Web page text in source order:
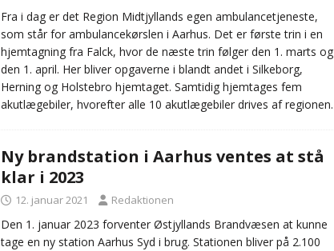
Fra i dag er det Region Midtjyllands egen ambulancetjeneste,
som står for ambulancekørslen i Aarhus. Det er første trin i en
hjemtagning fra Falck, hvor de næste trin følger den 1. marts og
den 1. april. Her bliver opgaverne i blandt andet i Silkeborg,
Herning og Holstebro hjemtaget. Samtidig hjemtages fem
akutlægebiler, hvorefter alle 10 akutlægebiler drives af regionen.
Ny brandstation i Aarhus ventes at stå
klar i 2023
12. januar 2021 Redaktionen
Den 1. januar 2023 forventer Østjyllands Brandvæsen at kunne
tage en ny station Aarhus Syd i brug. Stationen bliver på 2.100